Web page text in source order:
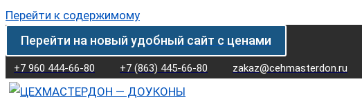
Перейти к содержимому
Перейти на новый удобный сайт с ценами
+7 960 444-66-80 +7 (863) 445-66-80 zakaz@cehmasterdon.ru